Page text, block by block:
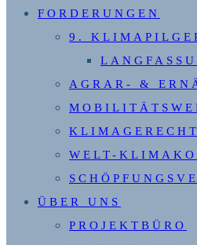
FORDERUNGEN
9.
AGRAR- &
WELT-
ÜBER UNS
PROJEKTBÜRO